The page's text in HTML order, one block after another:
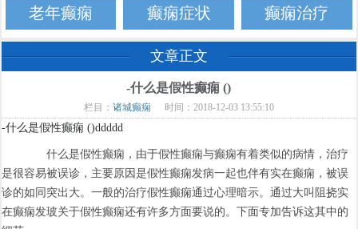
老年癫痫 癫痫症状 癫痫治疗
文章正文
-什么是假性癫痫 ()
栏目： 诸城癫痫 时间：2018-12-03 13:55:10
-什么是假性癫痫 ()ddddd
什么是假性癫痫，由于假性癫痫与癫痫有着类似的病情，治疗
是很容易被误诊，主要原因是假性癫痫发病一起也伴有实在癫痫，被误
诊的如同突出大。一般的治疗假性癫痫通过心理暗示。通过大叫阻挠实
在癫痫发玻关于假性癫痫还有许多方面要说的。下面专加告诉这其中的